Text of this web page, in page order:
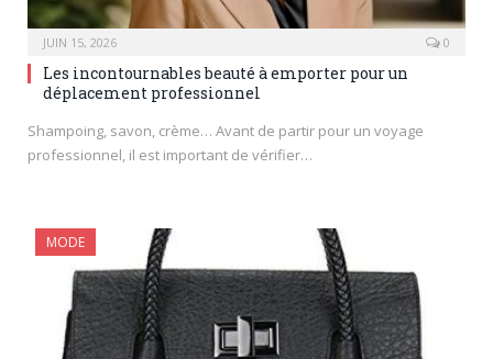
JUIN 15, 2026 0
Les incontournables beauté à emporter pour un
déplacement professionnel
Shampoing, savon, crème… Avant de partir pour un voyage
professionnel, il est important de vérifier…
MODE